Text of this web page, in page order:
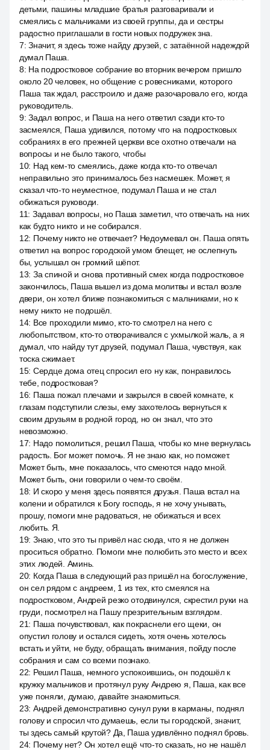
детьми, пашины младшие братья разговаривали и
смеялись с мальчиками из своей группы, да и сестры
радостно приглашали в гости новых подружек зна.
7:Значит, я здесь тоже найду друзей, с затаённой надеждой
думал Паша.
8: На подростковое собрание во вторник вечером пришло
около 20 человек, но общение с ровесниками, которого
Паша так ждал, расстроило и даже разочаровало его, когда
руководитель.
9:Задал вопрос, и Паша на него ответил сзади кто-то
засмеялся, Паша удивился, потому что на подростковых
собраниях в его прежней церкви все охотно отвечали на
вопросы и не было такого, чтобы
10: Над кем-то смеялись, даже когда кто-то отвечал
неправильно это принималось без насмешек. Может, я
сказал что-то неуместное, подумал Паша и не стал
обижаться руководи.
11: Задавал вопросы, но Паша заметил, что отвечать на них
как будто никто и не собирался.
12: Почему никто не отвечает? Недоумевал он. Паша опять
ответил на вопрос городской умом блещет, не ослепнуть
бы, услышал он громкий шёпот.
13: За спиной и снова противный смех когда подростковое
закончилось, Паша вышел из дома молитвы и встал возле
двери, он хотел ближе познакомиться с мальчиками, но к
нему никто не подошёл.
14: Все проходили мимо, кто-то смотрел на него с
любопытством, кто-то отворачивался с ухмылкой жаль, а я
думал, что найду тут друзей, подумал Паша, чувствуя, как
тоска сжимает.
15: Сердце дома отец спросил его ну как, понравилось
тебе, подростковая?
16: Паша пожал плечами и закрылся в своей комнате, к
глазам подступили слезы, ему захотелось вернуться к
своим друзьям в родной город, но он знал, что это
невозможно.
17: Надо помолиться, решил Паша, чтобы ко мне вернулась
радость. Бог может помочь. Я не знаю как, но поможет.
Может быть, мне показалось, что смеются надо мной.
Может быть, они говорили о чем-то своём.
18: И скоро у меня здесь появятся друзья. Паша встал на
колени и обратился к Богу господь, я не хочу унывать,
прошу, помоги мне радоваться, не обижаться и всех
любить. Я.
19: Знаю, что это ты привёл нас сюда, что я не должен
проситься обратно. Помоги мне полюбить это место и всех
этих людей. Аминь.
20: Когда Паша в следующий раз пришёл на богослужение,
он сел рядом с андреем, 1 из тех, кто смеялся на
подростковом, Андрей резко отодвинулся, скрестил руки на
груди, посмотрел на Пашу презрительным взглядом.
21: Паша почувствовал, как покраснели его щеки, он
опустил голову и остался сидеть, хотя очень хотелось
встать и уйти, не буду, обращать внимания, пойду после
собрания и сам со всеми познако.
22: Решил Паша, немного успокоившись, он подошёл к
кружку мальчиков и протянул руку Андрею я, Паша, как все
уже поняли, думаю, давайте знакомиться.
23: Андрей демонстративно сунул руки в карманы, поднял
голову и спросил что думаешь, если ты городской, значит,
ты здесь самый крутой? Да, Паша удивлённо поднял бровь.
24: Почему нет? Он хотел ещё что-то сказать, но не нашёл